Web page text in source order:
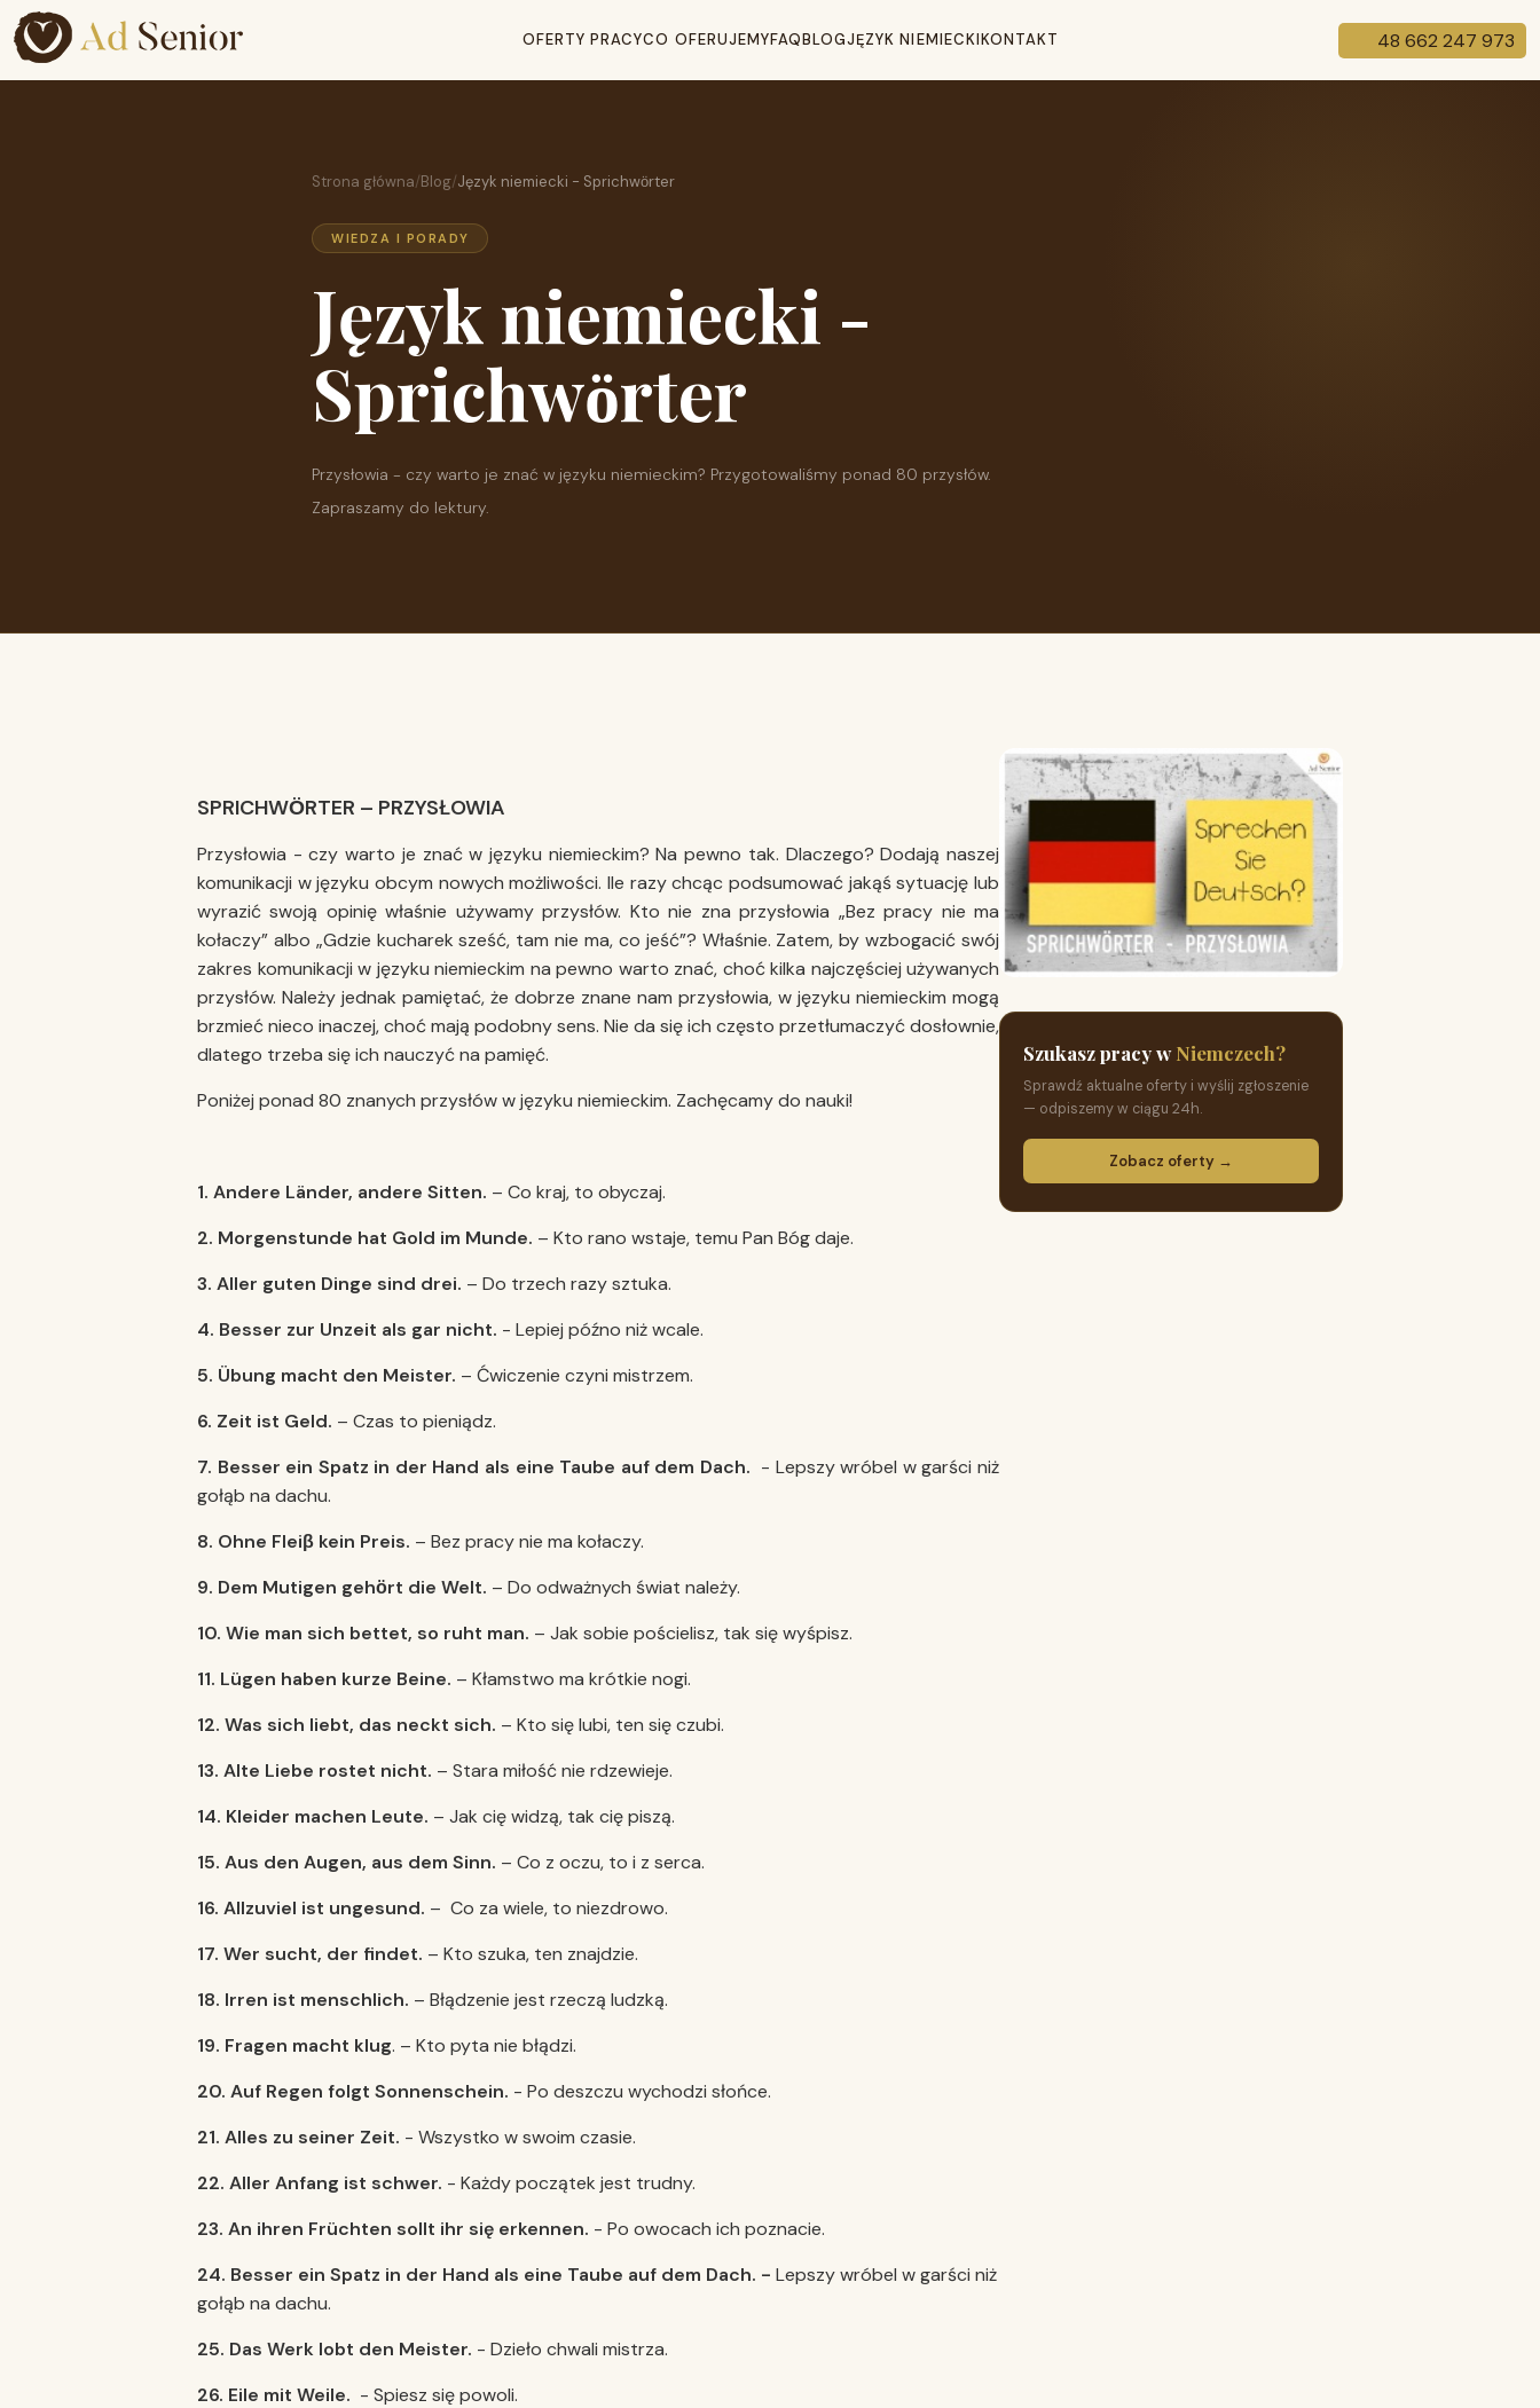
OFERTY PRACYCO OFERUJEMYFAQBLOGJĘZYK NIEMIECKIKONTAKT 48 662 247 973
Strona główna/Blog/Język niemiecki - Sprichwӧrter
WIEDZA I PORADY
Język niemiecki -
Sprichwӧrter
Przysłowia - czy warto je znać w języku niemieckim? Przygotowaliśmy ponad 80 przysłów.
Zapraszamy do lektury.
SPRICHWӦRTER – PRZYSŁOWIA
Przysłowia - czy warto je znać w języku niemieckim? Na pewno tak. Dlaczego? Dodają naszej
komunikacji w języku obcym nowych możliwości. Ile razy chcąc podsumować jakąś sytuację lub
wyrazić swoją opinię właśnie używamy przysłów. Kto nie zna przysłowia „Bez pracy nie ma
kołaczy” albo „Gdzie kucharek sześć, tam nie ma, co jeść”? Właśnie. Zatem, by wzbogacić swój
zakres komunikacji w języku niemieckim na pewno warto znać, choć kilka najczęściej używanych
przysłów. Należy jednak pamiętać, że dobrze znane nam przysłowia, w języku niemieckim mogą
brzmieć nieco inaczej, choć mają podobny sens. Nie da się ich często przetłumaczyć dosłownie,
dlatego trzeba się ich nauczyć na pamięć.
Poniżej ponad 80 znanych przysłów w języku niemieckim. Zachęcamy do nauki!
1. Andere Länder, andere Sitten. – Co kraj, to obyczaj.
2. Morgenstunde hat Gold im Munde. – Kto rano wstaje, temu Pan Bóg daje.
3. Aller guten Dinge sind drei. – Do trzech razy sztuka.
4. Besser zur Unzeit als gar nicht. - Lepiej późno niż wcale.
5. Übung macht den Meister. – Ćwiczenie czyni mistrzem.
6. Zeit ist Geld. – Czas to pieniądz.
7. Besser ein Spatz in der Hand als eine Taube auf dem Dach. - Lepszy wróbel w garści niż
gołąb na dachu.
8. Ohne Fleiβ kein Preis. – Bez pracy nie ma kołaczy.
9. Dem Mutigen gehӧrt die Welt. – Do odważnych świat należy.
10. Wie man sich bettet, so ruht man. – Jak sobie pościelisz, tak się wyśpisz.
11. Lügen haben kurze Beine. – Kłamstwo ma krótkie nogi.
12. Was sich liebt, das neckt sich. – Kto się lubi, ten się czubi.
13. Alte Liebe rostet nicht. – Stara miłość nie rdzewieje.
14. Kleider machen Leute. – Jak cię widzą, tak cię piszą.
15. Aus den Augen, aus dem Sinn. – Co z oczu, to i z serca.
16. Allzuviel ist ungesund. – Co za wiele, to niezdrowo.
17. Wer sucht, der findet. – Kto szuka, ten znajdzie.
18. Irren ist menschlich. – Błądzenie jest rzeczą ludzką.
19. Fragen macht klug. – Kto pyta nie błądzi.
20. Auf Regen folgt Sonnenschein. - Po deszczu wychodzi słońce.
21. Alles zu seiner Zeit. - Wszystko w swoim czasie.
22. Aller Anfang ist schwer. - Każdy początek jest trudny.
23. An ihren Früchten sollt ihr się erkennen. - Po owocach ich poznacie.
24. Besser ein Spatz in der Hand als eine Taube auf dem Dach. - Lepszy wróbel w garści niż
gołąb na dachu.
25. Das Werk lobt den Meister. - Dzieło chwali mistrza.
26. Eile mit Weile. - Spiesz się powoli.
Szukasz pracy wNiemczech?
Sprawdź aktualne oferty i wyślij zgłoszenie
— odpiszemy w ciągu 24h.
Zobacz oferty →